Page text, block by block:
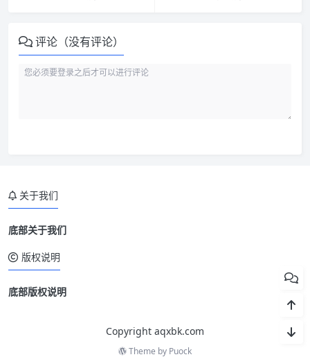
评论（没有评论）
关于我们
底部关于我们
版权说明
底部版权说明
Copyright aqxbk.com
Theme by Puock